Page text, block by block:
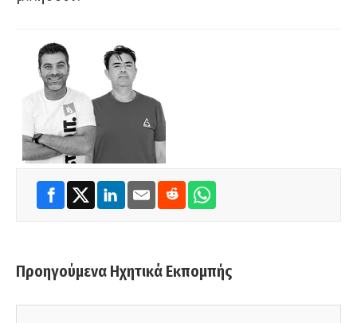
Προηγούμενα Ηχητικά Εκπομπής